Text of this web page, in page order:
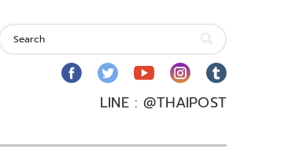
LINE : @THAIPOST